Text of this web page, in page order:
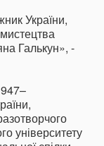
України,
Галькун», -
університету